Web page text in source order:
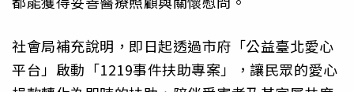
社會局補充說明，即日起透過市府「公益臺北愛心
平台」啟動「1219事件扶助專案」，讓民眾的愛心